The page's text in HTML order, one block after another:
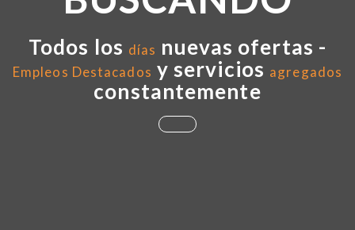
Todos los días nuevas ofertas -
Empleos Destacados y servicios agregados
constantemente